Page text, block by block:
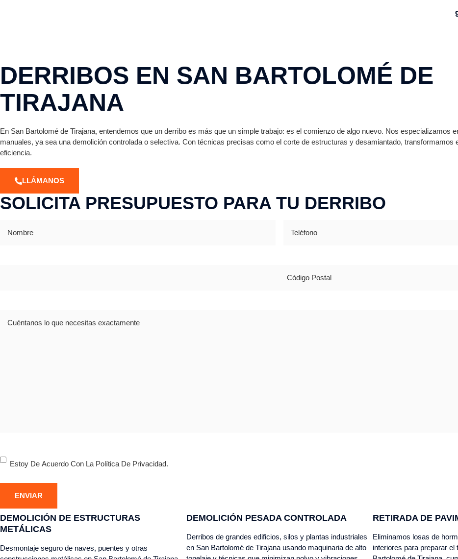
DERRIBOS EN SAN BARTOLOMÉ DE
TIRAJANA
En San Bartolomé de Tirajana, entendemos que un derribo es más que un simple trabajo: es el comienzo de algo nuevo. Nos especializamos
manuales, ya sea una demolición controlada o selectiva. Con técnicas precisas como el corte de estructuras y desamiantado, transformamos
eficiencia.
LLÁMANOS
SOLICITA PRESUPUESTO PARA TU DERRIBO
Consentimiento
Estoy De Acuerdo Con La Política De Privacidad.
DEMOLICIÓN DE ESTRUCTURAS
METÁLICAS
Desmontaje seguro de naves, puentes y otras
DEMOLICIÓN PESADA CONTROLADA
Derribos de grandes edificios, silos y plantas industriales
en San Bartolomé de Tirajana usando maquinaria de alto
RETIRADA DE
Eliminamos losas de
interiores para preparar